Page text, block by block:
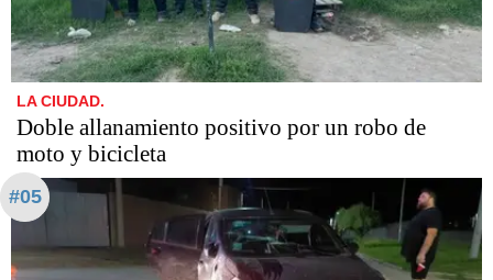
LA CIUDAD.
Doble allanamiento positivo por un robo de
moto y bicicleta
#05